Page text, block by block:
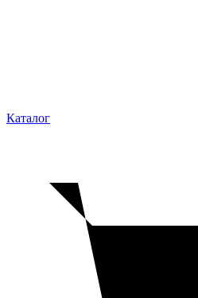
Каталог